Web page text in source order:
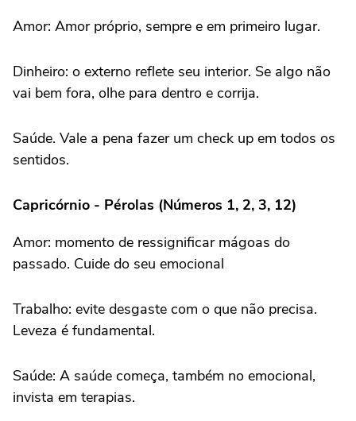
Amor: Amor próprio, sempre e em primeiro lugar.
Dinheiro: o externo reflete seu interior. Se algo não
vai bem fora, olhe para dentro e corrija.
Saúde. Vale a pena fazer um check up em todos os
sentidos.
Capricórnio - Pérolas (Números 1, 2, 3, 12)
Amor: momento de ressignificar mágoas do
passado. Cuide do seu emocional
Trabalho: evite desgaste com o que não precisa.
Leveza é fundamental.
Saúde: A saúde começa, também no emocional,
invista em terapias.